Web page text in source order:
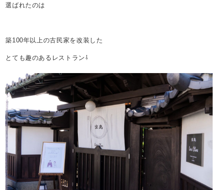
選ばれたのは
築100年以上の古民家を改装した
とても趣のあるレストラン⇩